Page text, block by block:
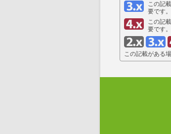
この記
要です。
この記
要です。
この記載がある